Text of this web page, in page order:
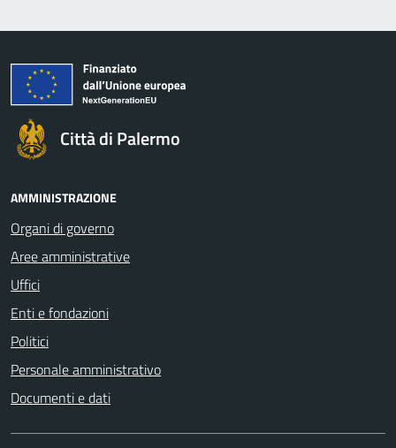
Città di Palermo
AMMINISTRAZIONE
Organi di governo
Aree amministrative
Uffici
Enti e fondazioni
Politici
Personale amministrativo
Documenti e dati